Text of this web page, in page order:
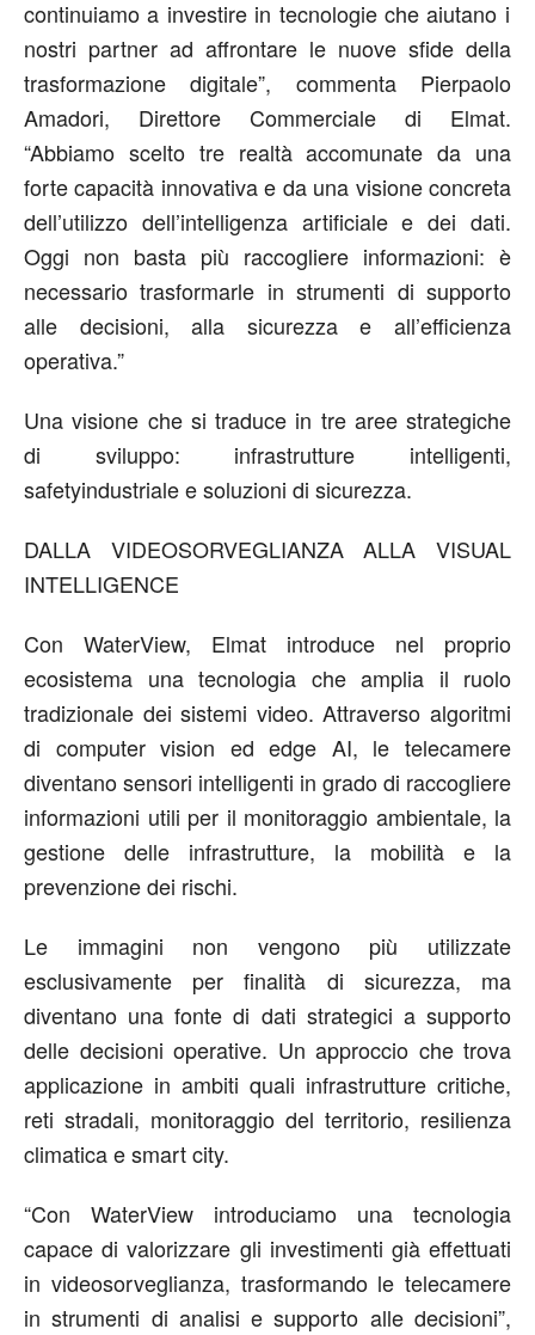
continuiamo a investire in tecnologie che aiutano i
nostri partner ad affrontare le nuove sfide della
trasformazione digitale”, commenta Pierpaolo
Amadori, Direttore Commerciale
di Elmat.
“Abbiamo scelto tre realtà accomunate da una
forte capacità innovativa e da una visione concreta
dell’utilizzo dell’intelligenza artificiale e dei dati.
Oggi non basta più raccogliere informazioni: è
necessario trasformarle in strumenti di supporto
alle decisioni, alla sicurezza e all’efficienza
operativa.”
Una visione che si traduce in tre aree strategiche
di sviluppo: infrastrutture intelligenti,
safetyindustriale esoluzioni di sicurezza.
DALLA VIDEOSORVEGLIANZA ALLA VISUAL
INTELLIGENCE
Con WaterView, Elmat introduce nel proprio
ecosistema una tecnologia che amplia il ruolo
tradizionale dei sistemi video. Attraverso algoritmi
di computer vision ededge AI, le telecamere
diventano sensori intelligenti in grado di raccogliere
informazioni utili per il monitoraggio ambientale, la
gestione delle infrastrutture, la mobilità e la
prevenzione dei rischi.
Le immagini non vengono più utilizzate
esclusivamente per finalità di sicurezza, ma
diventano una fonte di dati strategici a supporto
delle decisioni operative. Un approccio che trova
applicazione in ambiti quali infrastrutture critiche,
reti stradali, monitoraggio del territorio, resilienza
climatica e smart city.
“Con WaterView introduciamo una tecnologia
capace di valorizzare gli investimenti già effettuati
in videosorveglianza, trasformando le telecamere
in strumenti di analisi e supporto alle decisioni”,